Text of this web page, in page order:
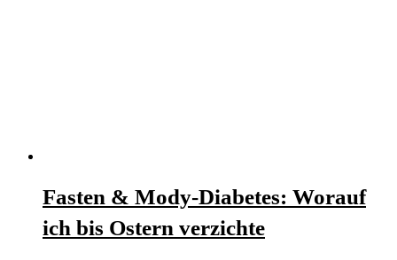
Fasten & Mody-Diabetes: Worauf
ich bis Ostern verzichte